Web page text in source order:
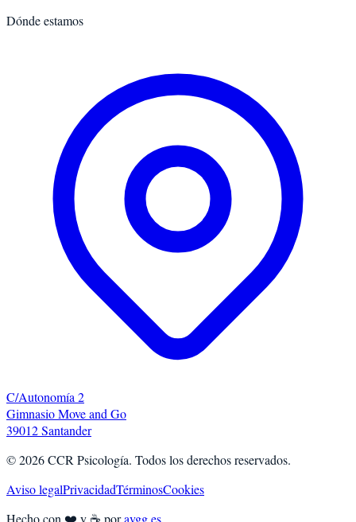
Dónde estamos
C/Autonomía 2
Gimnasio Move and Go
39012 Santander
©2026CCR Psicología. Todos los derechos reservados.
Aviso legalPrivacidadTérminosCookies
Hecho con ❤️ y ☕ poravgg.es